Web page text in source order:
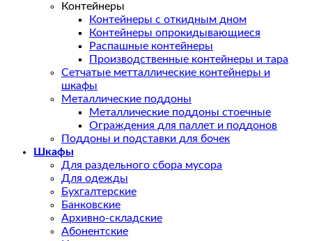
Контейнеры
Контейнеры с откидным дном
Контейнеры опрокидывающиеся
Распашные контейнеры
Производственные контейнеры и тара
Сетчатые метталлические контейнеры и
шкафы
Металлические поддоны
Металлические поддоны стоечные
Ограждения для паллет и поддонов
Поддоны и подставки для бочек
Шкафы
Для раздельного сбора мусора
Для одежды
Бухгалтерские
Банковские
Архивно-складские
Абонентские